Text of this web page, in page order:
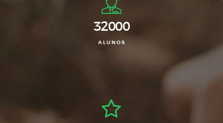
32000
ALUNOS